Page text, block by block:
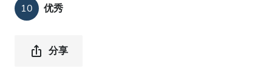
10 优秀
分享